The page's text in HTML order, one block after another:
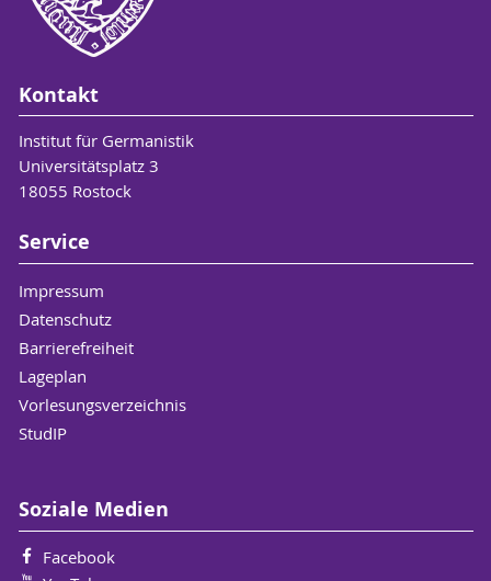
Kontakt
Institut für Germanistik
Universitätsplatz 3
18055 Rostock
Service
Impressum
Datenschutz
Barrierefreiheit
Lageplan
Vorlesungsverzeichnis
StudIP
Soziale Medien
Facebook